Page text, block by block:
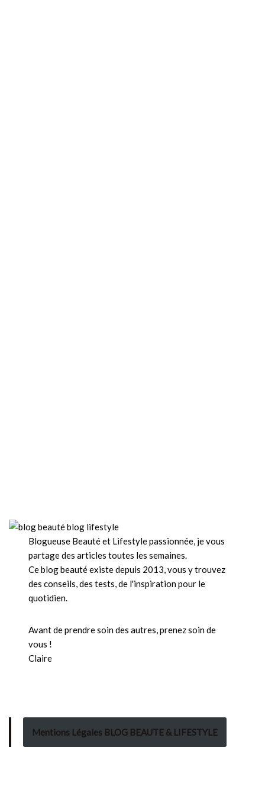
Blogueuse Beauté et Lifestyle passionnée, je vous
partage des articles toutes les semaines.
Ce blog beauté existe depuis 2013, vous y trouvez
des conseils, des tests, de l'inspiration pour le
quotidien.
Avant de prendre soin des autres, prenez soin de
vous !
Claire
Mentions Légales BLOG BEAUTE & LIFESTYLE